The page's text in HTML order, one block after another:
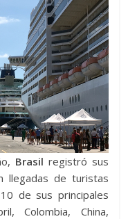
Brasil registró sus
llegadas de turistas
de sus principales
Colombia, China,